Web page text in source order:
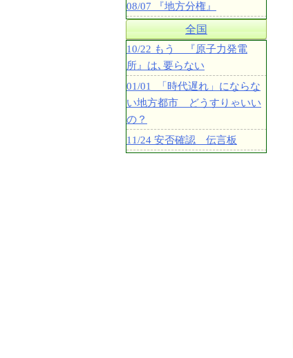
08/07 『地方分権』
全国
10/22 もう 『原子力発電
所』は､要らない
01/01 「時代遅れ」にならな
い地方都市 どうすりゃいい
の？
11/24 安否確認 伝言板